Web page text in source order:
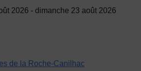
2026 - dimanche 23 août 2026
de la Roche-Canilhac